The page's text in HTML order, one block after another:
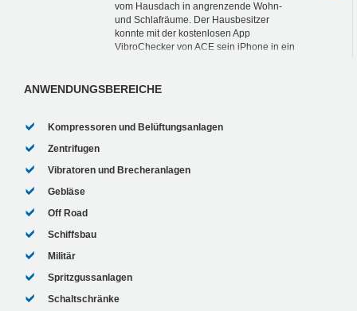
vom Hausdach in angrenzende Wohn-
und Schlafräume. Der Hausbesitzer
konnte mit der kostenlosen App
VibroChecker von ACE sein iPhone in ein
ANWENDUNGSBEREICHE
Kompressoren und Belüftungsanlagen
Zentrifugen
Vibratoren und Brecheranlagen
Gebläse
Off Road
Schiffsbau
Militär
Spritzgussanlagen
Schaltschränke